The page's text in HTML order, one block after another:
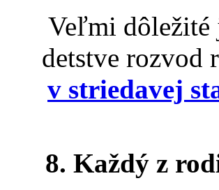
Veľmi dôležité
detstve rozvod
v striedavej
8. Každý z